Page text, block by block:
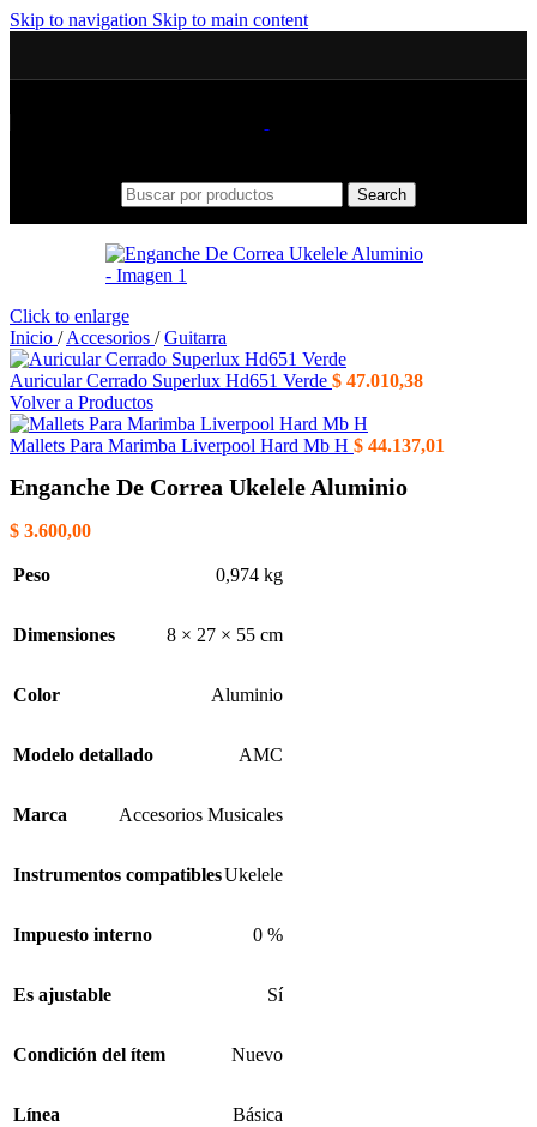
Skip to navigation Skip to main content
Search
Click to enlarge
Inicio / Accesorios / Guitarra
Auricular Cerrado Superlux Hd651 Verde $ 47.010,38
Volver a Productos
Mallets Para Marimba Liverpool Hard Mb H $ 44.137,01
Enganche De Correa Ukelele Aluminio
$ 3.600,00
Peso 0,974 kg
Dimensiones 8 × 27 × 55 cm
Color Aluminio
Modelo detallado AMC
Marca Accesorios Musicales
Instrumentos compatiblesUkelele
Impuesto interno 0 %
Es ajustable Sí
Condición del ítem Nuevo
Línea Básica